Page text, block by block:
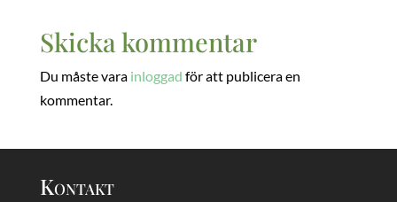
Skicka kommentar
Du måste vara inloggad för att publicera en
kommentar.
Kontakt